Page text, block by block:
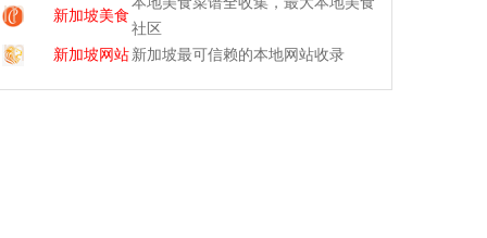
新加坡美食
社区
新加坡网站新加坡最可信赖的本地网站收录